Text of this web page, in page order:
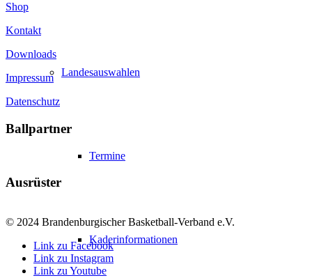
Landesauswahlen
Termine
Kaderinformationen
Shop
Kontakt
Downloads
Impressum
Datenschutz
Ballpartner
Ausrüster
© 2024 Brandenburgischer Basketball-Verband e.V.
Link zu Facebook
Link zu Instagram
Link zu Youtube